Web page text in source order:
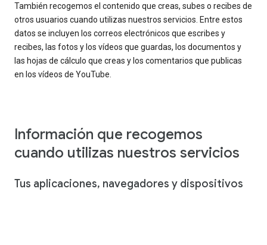
También recogemos el contenido que creas, subes o recibes de
otros usuarios cuando utilizas nuestros servicios. Entre estos
datos se incluyen los correos electrónicos que escribes y
recibes, las fotos y los vídeos que guardas, los documentos y
las hojas de cálculo que creas y los comentarios que publicas
en los vídeos de YouTube.
Información que recogemos
cuando utilizas nuestros servicios
Tus aplicaciones, navegadores y dispositivos